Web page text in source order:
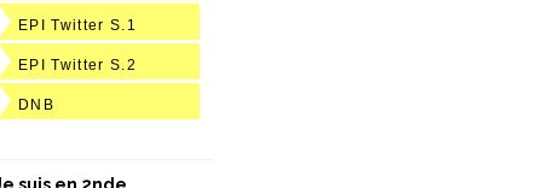
EPI Twitter S.1
EPI Twitter S.2
DNB